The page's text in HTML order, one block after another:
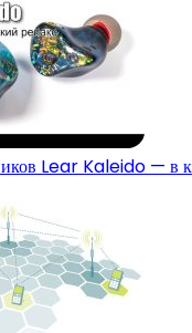
Lear Kaleido — в